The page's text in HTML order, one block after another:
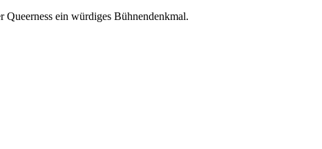
ein würdiges Bühnendenkmal.